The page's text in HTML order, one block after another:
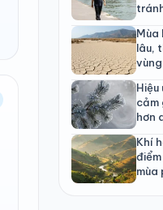
Mùa
lâu,
vùng
cảm
hơn
Khí
mùa